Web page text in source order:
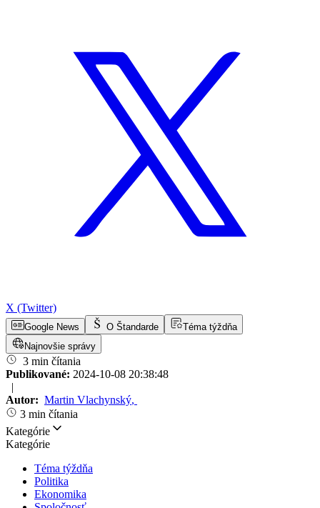
X (Twitter)
Google News O Štandarde
Téma týždňa
Najnovšie správy
3 min čítania
Publikované: 2024-10-08 20:38:48
|
Autor: Martin Vlachynský,
3 min čítania
Kategórie
Kategórie
Téma týždňa
Politika
Ekonomika